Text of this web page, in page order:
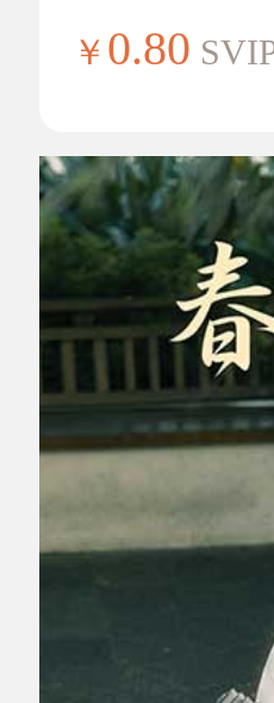
￥ 0.80